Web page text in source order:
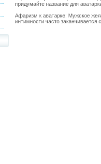
придумайте название для
Афаризм к аватарке: Мужское
интимности часто заканчивается